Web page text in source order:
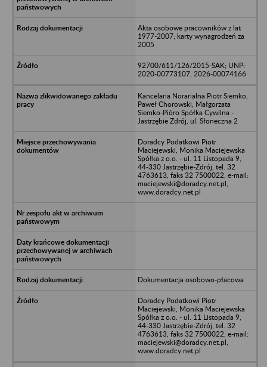
Akta osobowe pracowników z lat
1977-2007; karty wynagrodzeń za
2005
92700/611/126/2015-SAK; UNP:
2020-00773107, 2026-00074166
Kancelaria Norarialna Piotr Siemko,
Paweł Chorowski, Małgorzata
Siemko-Pióro Spółka Cywilna -
Jastrzębie Zdrój, ul. Słoneczna 2
Doradcy Podatkowi Piotr
Maciejewski, Monika Maciejewska
Spółka z o.o. - ul. 11 Listopada 9,
44-330 Jastrzębie-Zdrój, tel. 32
4763613, faks 32 7500022, e-mail:
maciejewski@doradcy.net.pl,
www.doradcy.net.pl
Dokumentacja osobowo-płacowa
Doradcy Podatkowi Piotr
Maciejewski, Monika Maciejewska
Spółka z o.o. - ul. 11 Listopada 9,
44-330 Jastrzębie-Zdrój, tel. 32
4763613, faks 32 7500022, e-mail:
maciejewski@doradcy.net.pl,
www.doradcy.net.pl